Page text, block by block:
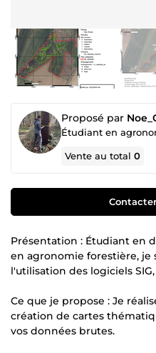
Proposé par
Étudiant en
Vente au total0
Présentation : Étudiant en
en agronomie forestière, je
l'utilisation des logiciels
Ce que je propose : Je
création de cartes
vos données brutes.